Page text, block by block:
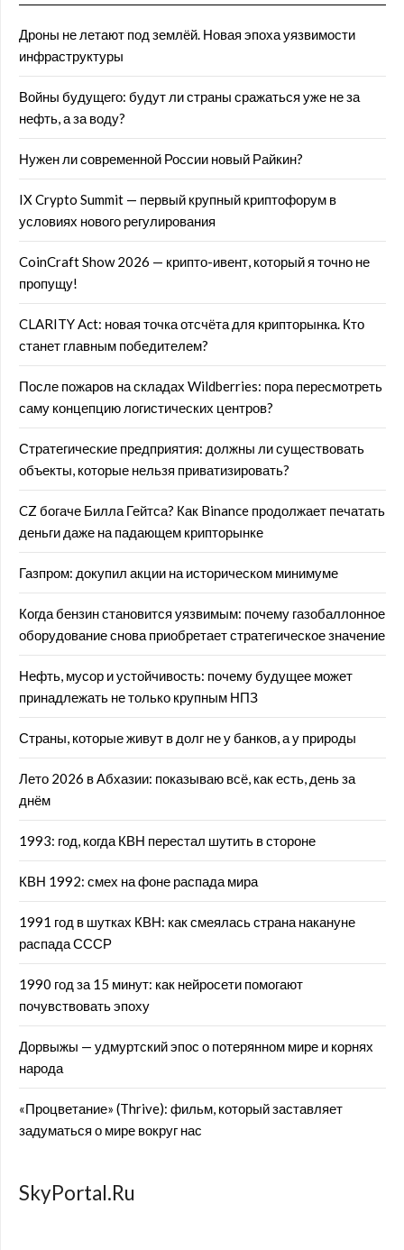
Дроны не летают под землёй. Новая эпоха уязвимости
инфраструктуры
Войны будущего: будут ли страны сражаться уже не за
нефть, а за воду?
Нужен ли современной России новый Райкин?
IX Crypto Summit — первый крупный криптофорум в
условиях нового регулирования
CoinCraft Show 2026 — крипто-ивент, который я точно не
пропущу!
CLARITY Act: новая точка отсчёта для крипторынка. Кто
станет главным победителем?
После пожаров на складах Wildberries: пора пересмотреть
саму концепцию логистических центров?
Стратегические предприятия: должны ли существовать
объекты, которые нельзя приватизировать?
CZ богаче Билла Гейтса? Как Binance продолжает печатать
деньги даже на падающем крипторынке
Газпром: докупил акции на историческом минимуме
Когда бензин становится уязвимым: почему газобаллонное
оборудование снова приобретает стратегическое значение
Нефть, мусор и устойчивость: почему будущее может
принадлежать не только крупным НПЗ
Страны, которые живут в долг не у банков, а у природы
Лето 2026 в Абхазии: показываю всё, как есть, день за
днём
1993: год, когда КВН перестал шутить в стороне
КВН 1992: смех на фоне распада мира
1991 год в шутках КВН: как смеялась страна накануне
распада СССР
1990 год за 15 минут: как нейросети помогают
почувствовать эпоху
Дорвыжы — удмуртский эпос о потерянном мире и корнях
народа
«Процветание» (Thrive): фильм, который заставляет
задуматься о мире вокруг нас
SkyPortal.Ru